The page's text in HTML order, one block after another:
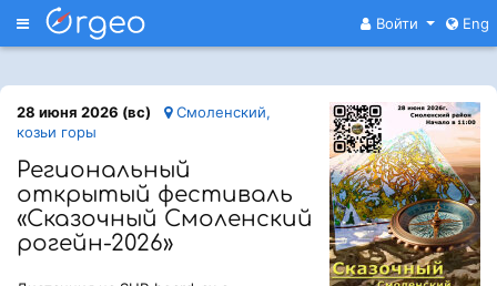
Меню Войти Eng
28 июня 2026 (вс)
Смоленский,
козьи горы
Региональный
открытый фестиваль
«Сказочный Смоленский
рогейн-2026»